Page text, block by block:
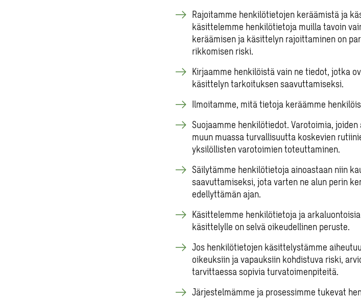
Rajoitamme henkilötietojen keräämistä ja
käsittelemme henkilötietoja muilla tavoin
keräämisen ja käsittelyn rajoittaminen on
rikkomisen riski.
Kirjaamme henkilöistä vain ne tiedot, jotka
käsittelyn tarkoituksen saavuttamiseksi.
Ilmoitamme, mitä tietoja keräämme
Suojaamme henkilötiedot. Varotoimia,
muun muassa turvallisuutta koskevien
yksilöllisten varotoimien toteuttaminen.
Säilytämme henkilötietoja ainoastaan niin
saavuttamiseksi, jota varten ne alun perin
edellyttämän ajan.
Käsittelemme henkilötietoja ja
käsittelylle on selvä oikeudellinen peruste.
Jos henkilötietojen käsittelystämme
oikeuksiin ja vapauksiin kohdistuva riski,
tarvittaessa sopivia turvatoimenpiteitä.
Järjestelmämme ja prosessimme tukevat